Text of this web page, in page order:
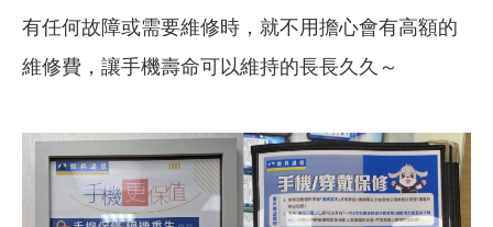
有任何故障或需要維修時，就不用擔心會有高額的
維修費，讓手機壽命可以維持的長長久久～